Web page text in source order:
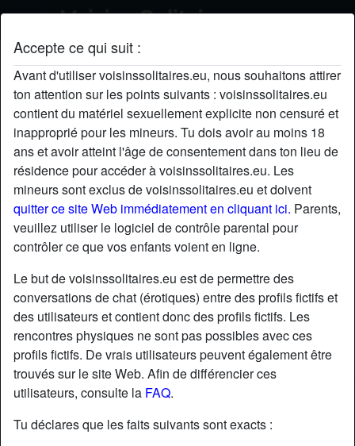
Accepte ce qui suit :
Avant d'utiliser voisinssolitaires.eu, nous souhaitons attirer
ton attention sur les points suivants : voisinssolitaires.eu
contient du matériel sexuellement explicite non censuré et
inapproprié pour les mineurs. Tu dois avoir au moins 18
ans et avoir atteint l'âge de consentement dans ton lieu de
résidence pour accéder à voisinssolitaires.eu. Les
mineurs sont exclus de voisinssolitaires.eu et doivent
quitter ce site Web immédiatement en cliquant ici. Parents,
veuillez utiliser le logiciel de contrôle parental pour
contrôler ce que vos enfants voient en ligne.
Le but de voisinssolitaires.eu est de permettre des
conversations de chat (érotiques) entre des profils fictifs et
des utilisateurs et contient donc des profils fictifs. Les
rencontres physiques ne sont pas possibles avec ces
profils fictifs. De vrais utilisateurs peuvent également être
trouvés sur le site Web. Afin de différencier ces
utilisateurs, consulte la FAQ.
Tu déclares que les faits suivants sont exacts :
racingheart's profil
starAjouter chatDiscuter !